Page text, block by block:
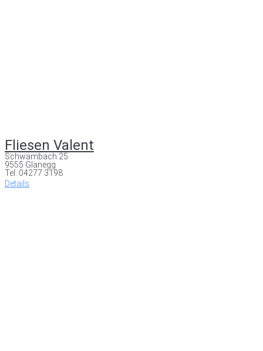
Fliesen Valent
Schwambach 25
9555 Glanegg
Tel: 04277 3198
Details